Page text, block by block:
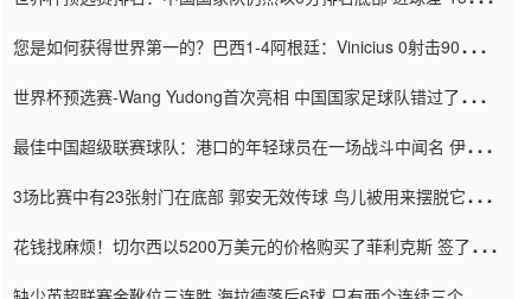
您是如何获得世界第一的？巴西1-4阿根廷：Vinicius 0射击90分钟
世界杯预选赛-Wang Yudong首次亮相 中国国家足球队错过了世界
最佳中国超级联赛球队：港口的年轻球员在一场战斗中闻名 伊万放
3场比赛中有23张射门在底部 郭安无效传球 鸟儿被用来摆脱它
花钱找麻烦！切尔西以5200万美元的价格购买了菲利克斯 签了7年